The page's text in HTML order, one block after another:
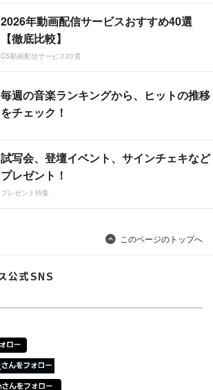
2026年動画配信サービスおすすめ40選
【徹底比較】
CS動画配信サービス20選
毎週の音楽ランキングから、ヒットの推移
をチェック！
試写会、登壇イベント、サインチェキなど
プレゼント！
プレゼント特集
このページのトップへ